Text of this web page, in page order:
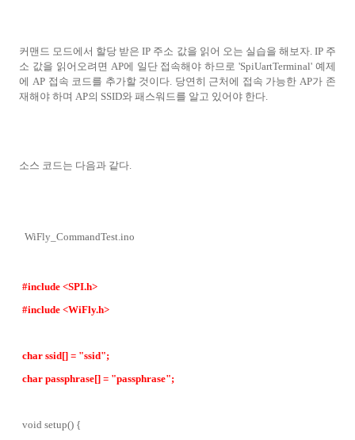
커맨드 모드에서 할당 받은 IP 주소 값을 읽어 오는 실습을 해보자. IP 주
소 값을 읽어오려면 AP에 일단 접속해야 하므로 'SpiUartTerminal' 예제
에 AP 접속 코드를 추가할 것이다. 당연히 근처에 접속 가능한 AP가 존
재해야 하며 AP의 SSID와 패스워드를 알고 있어야 한다.
소스 코드는 다음과 같다.
WiFly_CommandTest.ino
#include <SPI.h>
#include <WiFly.h>
char ssid[] = "ssid";
char passphrase[] = "passphrase";
void setup() {